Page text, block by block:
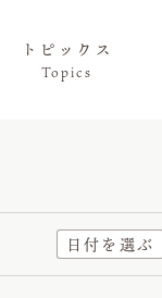
トピックス
Topics
日付を選ぶ